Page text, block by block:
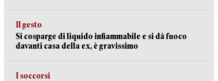
Il gesto
Si cosparge di liquido infiammabile e si dà fuoco
davanti casa della ex, è gravissimo
I soccorsi